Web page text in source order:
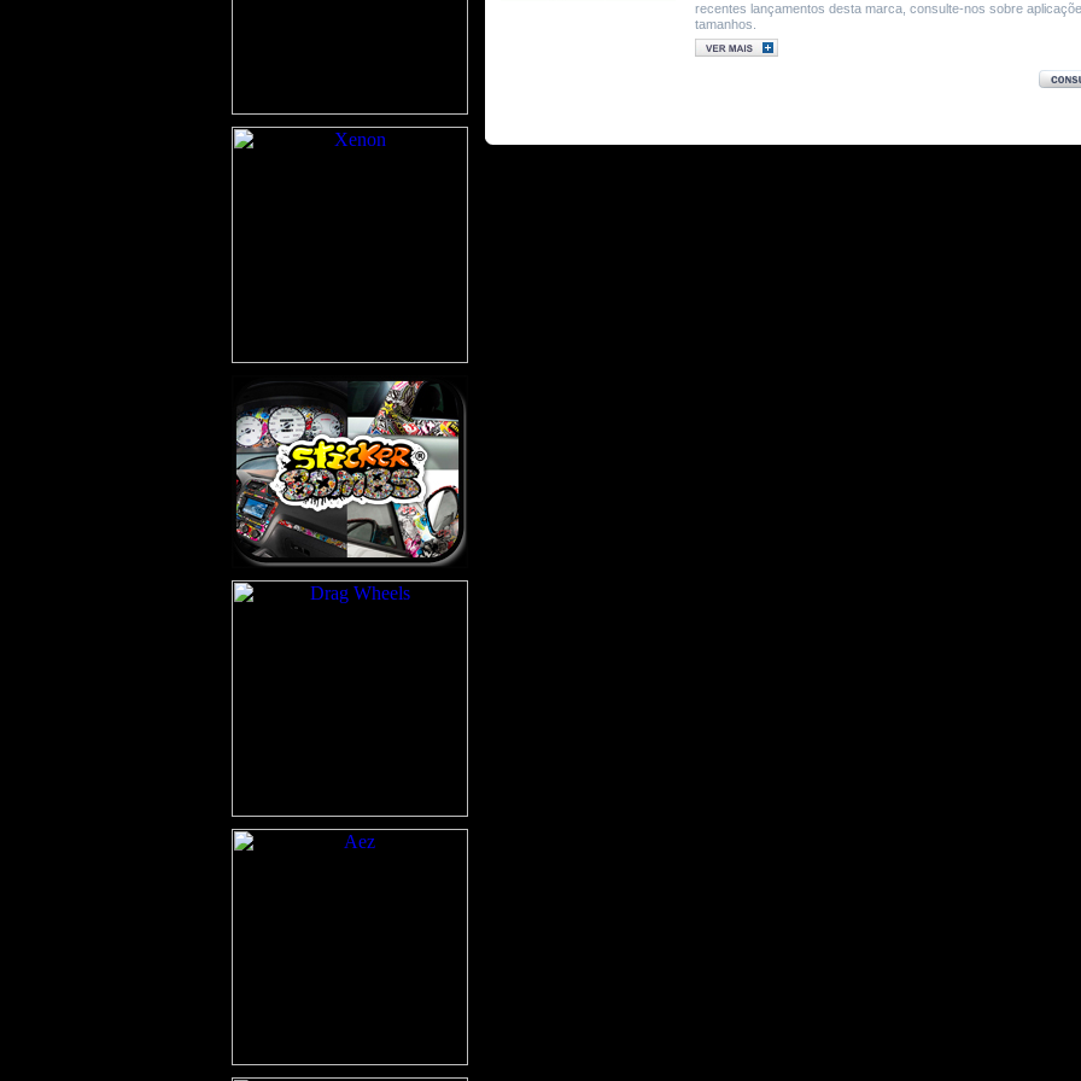
recentes lançamentos desta marca, consulte-nos sobre
tamanhos.